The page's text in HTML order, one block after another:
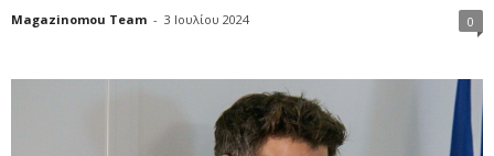
Magazinomou Team - 3 Ιουλίου 2024 0